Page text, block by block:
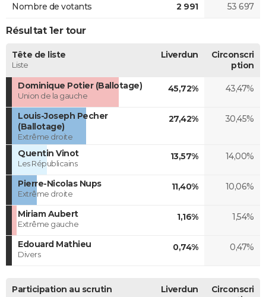
Nombre de votants 2 991 53 697
Résultat 1er tour
Tête de liste
Liste
Liverdun
Circonscri
ption
Dominique Potier (Ballotage)
Union de la gauche
45,72% 43,47%
Louis-Joseph Pecher
(Ballotage)
Extrême droite
27,42% 30,45%
Quentin Vinot
Les Républicains
13,57% 14,00%
Pierre-Nicolas Nups
Extrême droite
11,40% 10,06%
Miriam Aubert
Extrême gauche
1,16% 1,54%
Edouard Mathieu
Divers
0,74% 0,47%
Participation au scrutin Liverdun
Circonscri